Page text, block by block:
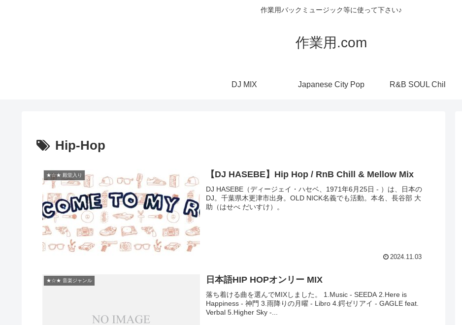
作業用バックミュージック等に使って下さい♪
作業用.com
DJ MIX Japanese City Pop R&B SOUL Chil
Hip-Hop
★☆★ 殿堂入り 【DJ HASEBE】Hip Hop / RnB Chill & Mellow Mix
DJ HASEBE（ディージェイ・ハセベ、1971年6月25日 - ）は、日本の
DJ。千葉県木更津市出身。OLD NICK名義でも活動。本名、長谷部 大
助（はせべ だいすけ）。
2024.11.03
★☆★ 音楽ジャンル 日本語HIP HOPオンリー MIX
落ち着ける曲を選んでMIXしました。 1.Music - SEEDA 2.Here is
Happiness - 神門 3.雨降りの月曜 - Libro 4.鍔ゼリアイ - GAGLE feat.
Verbal 5.Higher Sky -...